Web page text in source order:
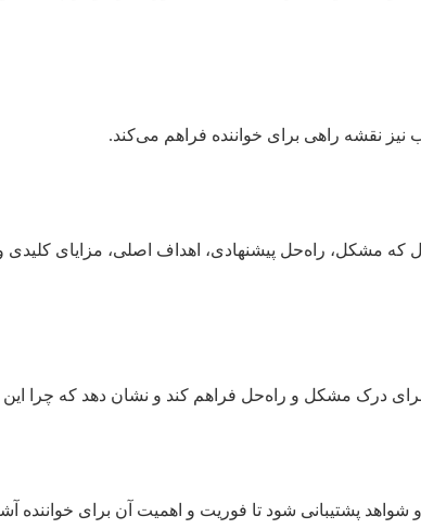
نقشه راهی برای خواننده فراهم می‌کند.
راه‌حل پیشنهادی، اهداف اصلی، مزایای کلیدی و
درک مشکل و راه‌حل فراهم کند و نشان دهد که چرا
پشتیبانی شود تا فوریت و اهمیت آن برای خواننده